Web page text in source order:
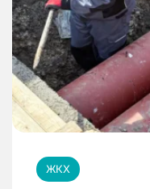
ЖКХ